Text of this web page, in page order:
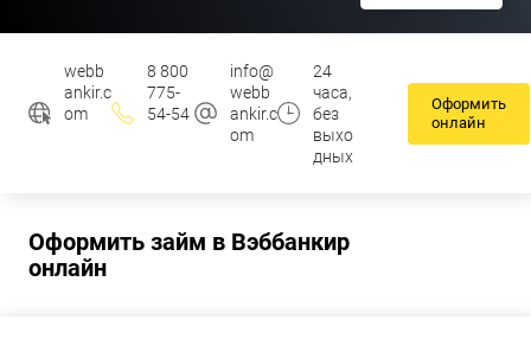
webb
ankir.c
om
8 800
775-
54-54
info@
webb
ankir.c
om
24
часа,
без
выхо
дных
Оформить
онлайн
Оформить займ в Вэббанкир
онлайн